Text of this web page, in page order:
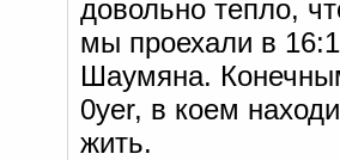
довольно тепло,
мы проехали в
Шаумяна.
0yer, в коем
жить.